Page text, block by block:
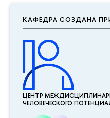
КАФЕДРА СОЗДАНА
ЦЕНТР
ЧЕЛОВЕЧЕСКОГО